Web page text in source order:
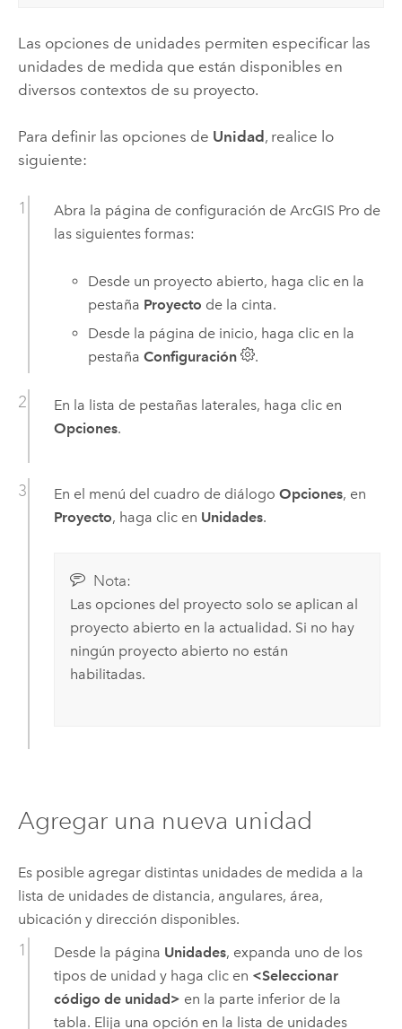
Las opciones de unidades permiten especificar las
unidades de medida que están disponibles en
diversos contextos de su proyecto.
Para definir las opciones de Unidad , realice lo
siguiente:
Abra la página de configuración de ArcGIS Pro de
las siguientes formas:
Desde un proyecto abierto, haga clic en la
pestaña Proyecto de la cinta.
Desde la página de inicio, haga clic en la
pestañaConfiguración .
En la lista de pestañas laterales, haga clic en
Opciones.
En el menú del cuadro de diálogo Opciones, en
Proyecto, haga clic en Unidades.
Nota:
Las opciones del proyecto solo se aplican al
proyecto abierto en la actualidad. Si no hay
ningún proyecto abierto no están
habilitadas.
Agregar una nueva unidad
Es posible agregar distintas unidades de medida a la
lista de unidades de distancia, angulares, área,
ubicación y dirección disponibles.
Desde la página Unidades, expanda uno de los
tipos de unidad y haga clic en <Seleccionar
código de unidad> en la parte inferior de la
tabla. Elija una opción en la lista de unidades